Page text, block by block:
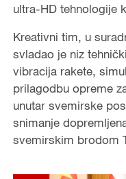
ultra-HD tehnologije
Kreativni tim, u
svladao je niz
vibracija rakete,
prilagodbu opreme
unutar svemirske
snimanje
svemirskim brodom